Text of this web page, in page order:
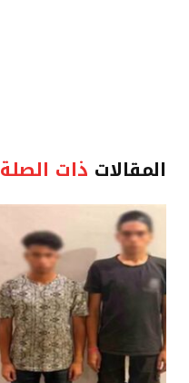
المقالات ذات الصلة